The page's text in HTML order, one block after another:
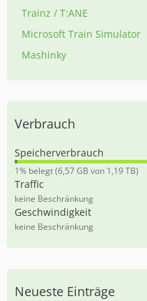
Trainz / T:ANE
Microsoft Train Simulator
Mashinky
Verbrauch
Speicherverbrauch
0
,
5
5
%
1% belegt (6,57 GB von 1,19 TB)
Traffic
keine Beschränkung
Geschwindigkeit
keine Beschränkung
Neueste Einträge